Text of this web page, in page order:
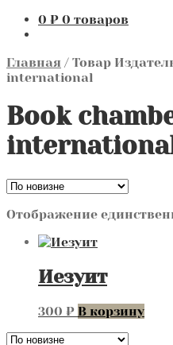
0 ₽ 0 товаров
Главная / Товар
international
Book
Отображение
Иезуит
300 ₽ В корзину